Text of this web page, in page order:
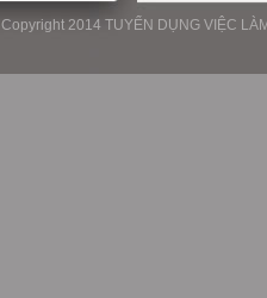
Copyright 2014 TUYỂN DỤNG VIỆC